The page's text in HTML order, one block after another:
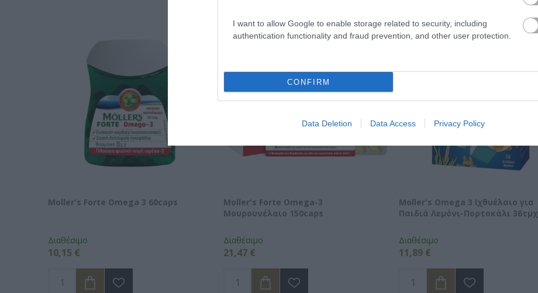
I want to allow Google to enable storage related to security, including
authentication functionality and fraud prevention, and other user protection.
CONFIRM
Data Deletion Data Access Privacy Policy
Moller's Forte Omega 3 60caps
Διαθέσιμο
10,15 €
Moller's Forte Omega-3
Μουρουνέλαιο 150caps
Διαθέσιμο
21,47 €
Moller's Omega 3 Ιχθυέλαιο για
Παιδιά Λεμόνι-Πορτοκάλι 36τμχ
Διαθέσιμο
11,89 €